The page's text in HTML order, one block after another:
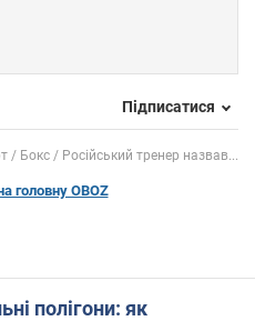
Підписатися
Бокс Російський тренер назвав...
головну OBOZ
полігони: як